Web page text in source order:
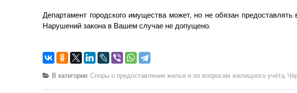
Департамент городского имущества может, но не обязан
Нарушений закона в Вашем случае не допущено.
В категории: Споры о предоставлении жилья и по вопросам жилищного учёта,